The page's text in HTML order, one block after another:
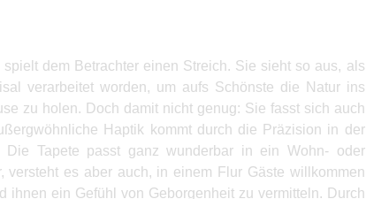
spielt dem Betrachter einen Streich. Sie sieht so aus, als
verarbeitet worden, um aufs Schönste die Natur ins
zu holen. Doch damit nicht genug: Sie fasst sich auch
Haptik kommt durch die Präzision in der
Die Tapete passt ganz wunderbar in ein Wohn- oder
versteht es aber auch, in einem Flur Gäste willkommen
ihnen ein Gefühl von Geborgenheit zu vermitteln. Durch